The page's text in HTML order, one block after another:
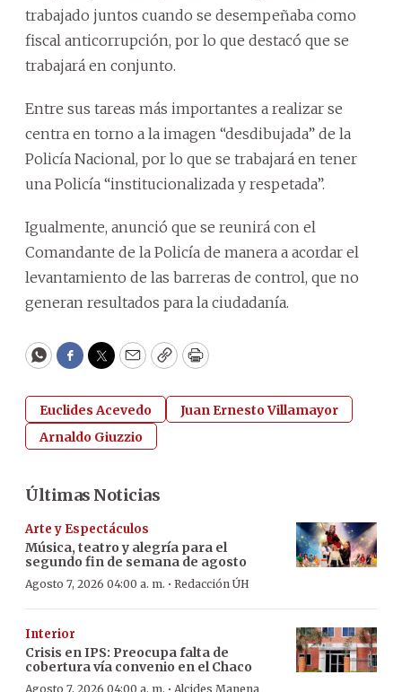
trabajado juntos cuando se desempeñaba como
fiscal anticorrupción, por lo que destacó que se
trabajará en conjunto.
Entre sus tareas más importantes a realizar se
centra en torno a la imagen “desdibujada” de la
Policía Nacional, por lo que se trabajará en tener
una Policía “institucionalizada y respetada”.
Igualmente, anunció que se reunirá con el
Comandante de la Policía de manera a acordar el
levantamiento de las barreras de control, que no
generan resultados para la ciudadanía.
WhatsApp
Facebook
Twitter
EmailCopyPrint
Euclides Acevedo
Juan Ernesto Villamayor
Arnaldo Giuzzio
Últimas Noticias
Arte y Espectáculos
Música, teatro y alegría para el
segundo fin de semana de agosto
Agosto 7, 2026 04:00 a. m. · Redacción ÚH
Interior
Crisis en IPS: Preocupa falta de
cobertura vía convenio en el Chaco
Agosto 7, 2026 04:00 a. m. Alcides Manena